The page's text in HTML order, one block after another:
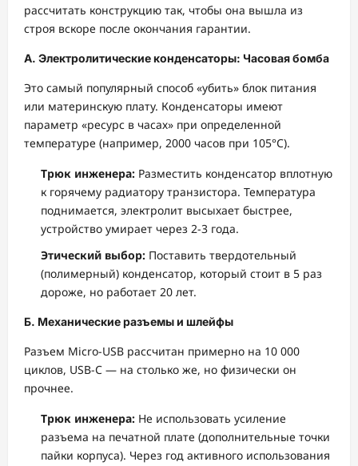
рассчитать конструкцию так, чтобы она вышла из
строя вскоре после окончания гарантии.
А. Электролитические конденсаторы: Часовая бомба
Это самый популярный способ «убить» блок питания
или материнскую плату. Конденсаторы имеют
параметр «ресурс в часах» при определенной
температуре (например, 2000 часов при 105°C).
Трюк инженера: Разместить конденсатор вплотную
к горячему радиатору транзистора. Температура
поднимается, электролит высыхает быстрее,
устройство умирает через 2-3 года.
Этический выбор: Поставить твердотельный
(полимерный) конденсатор, который стоит в 5 раз
дороже, но работает 20 лет.
Б. Механические разъемы и шлейфы
Разъем Micro-USB рассчитан примерно на 10 000
циклов, USB-C — на столько же, но физически он
прочнее.
Трюк инженера: Не использовать усиление
разъема на печатной плате (дополнительные точки
пайки корпуса). Через год активного использования